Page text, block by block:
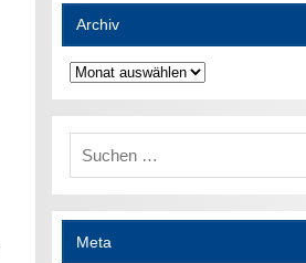
Archiv
Archiv
Meta